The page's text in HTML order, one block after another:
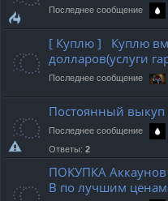
Последнее сообщение
[ Куплю ] Куплю
долларов(услуги
Последнее сообщение
Постоянный выкуп
Последнее сообщение
Ответы: 2
ПОКУПКА
В по лучшим